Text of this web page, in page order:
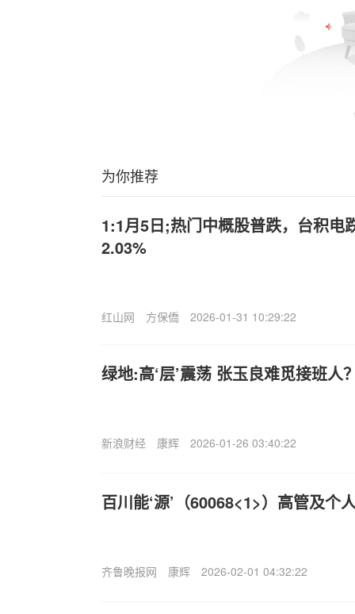
为你推荐
1:1月5日;热门中概股普跌，台积电
2.03%
红山网 方保僑 2026-01-31 10:29:22
绿地:高‘层’震荡 张玉良难觅接班人
新浪财经 康辉 2026-01-26 03:40:22
百川能‘源’（60068<1>）高管及个
齐鲁晚报网 康辉 2026-02-01 04:32:22